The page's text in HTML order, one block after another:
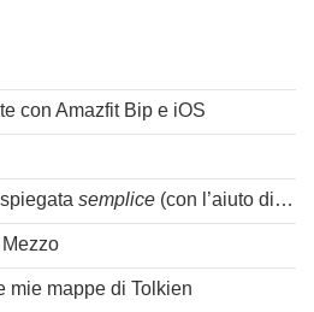
con Amazfit Bip e iOS
semplice (con l’aiuto di Spok)
mie mappe di Tolkien